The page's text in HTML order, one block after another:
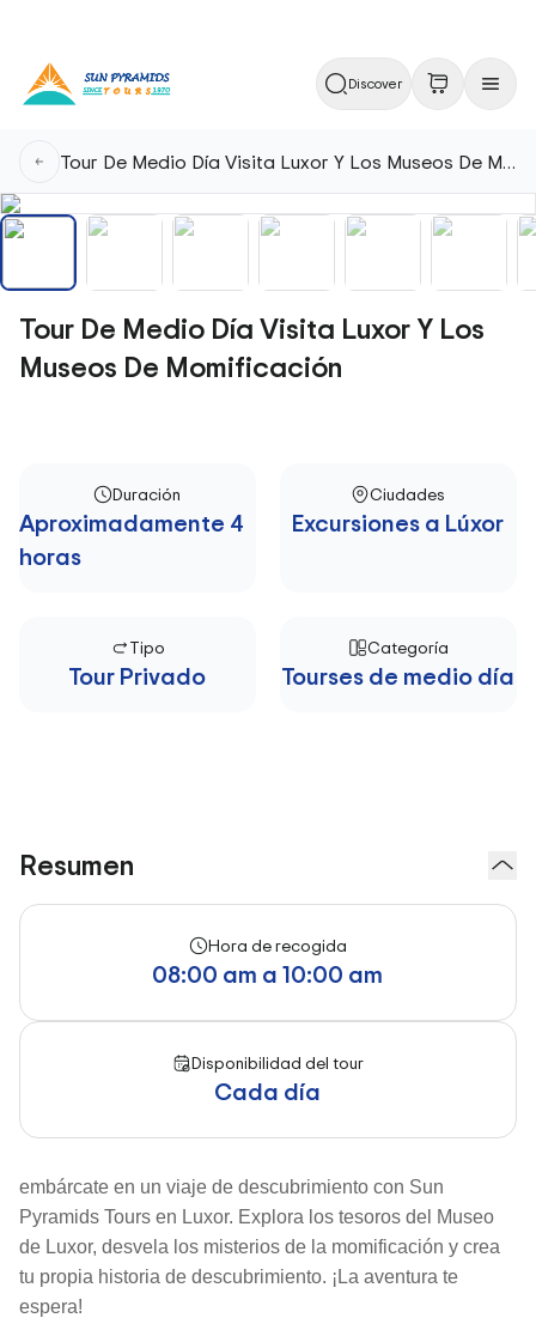
Discover
Tour De Medio Día Visita Luxor Y Los Museos De Momificación
Tour De Medio Día Visita Luxor Y Los
Museos De Momificación
Duración
Aproximadamente 4
horas
Ciudades
Excursiones a Lúxor
Tipo
Tour Privado
Categoría
Tourses de medio día
Resumen
Hora de recogida
08:00 am a 10:00 am
Disponibilidad del tour
Cada día
embárcate en un viaje de descubrimiento con Sun
Pyramids Tours en Luxor. Explora los tesoros del Museo
de Luxor, desvela los misterios de la momificación y crea
tu propia historia de descubrimiento. ¡La aventura te
espera!